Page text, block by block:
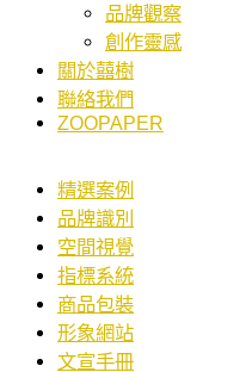
品牌觀察
創作靈感
關於囍樹
聯絡我們
ZOOPAPER
精選案例
品牌識別
空間視覺
指標系統
商品包裝
形象網站
文宣手冊